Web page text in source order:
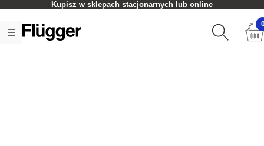
Kupisz w sklepach stacjonarnych lub online